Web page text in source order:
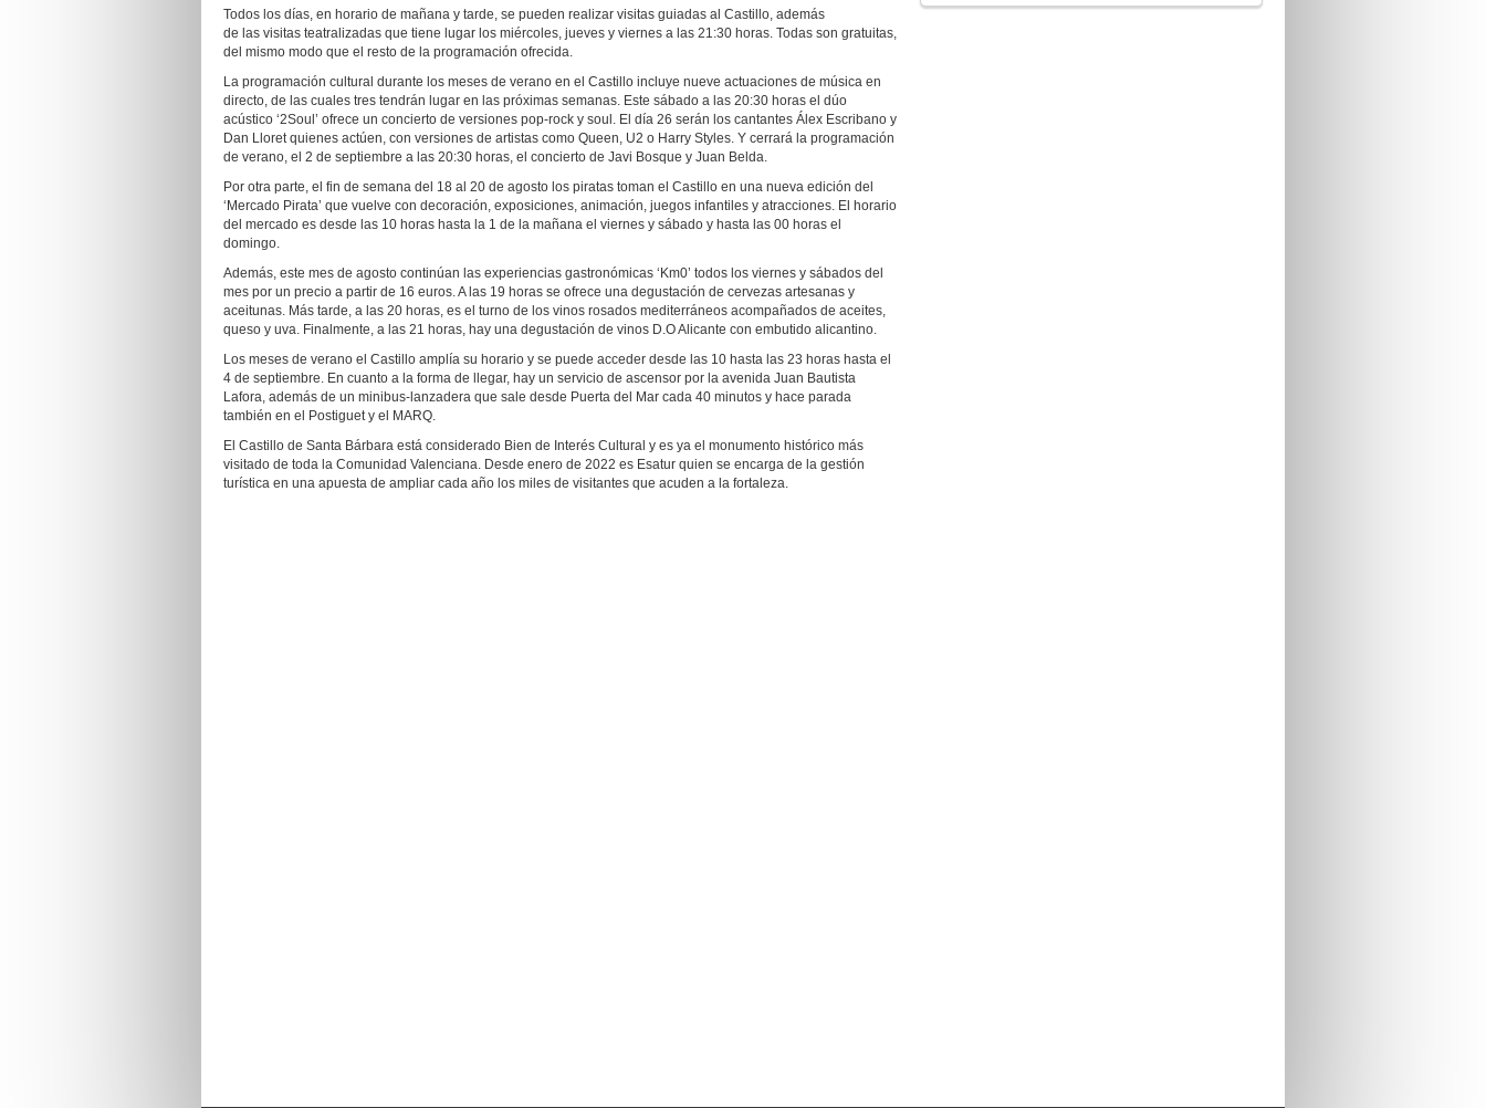
Todos los días, en horario de mañana y tarde, se pueden realizar visitas guiadas al Castillo, además
de las visitas teatralizadas que tiene lugar los miércoles, jueves y viernes a las 21:30 horas. Todas son gratuitas,
del mismo modo que el resto de la programación ofrecida.
La programación cultural durante los meses de verano en el Castillo incluye nueve actuaciones de música en
directo, de las cuales tres tendrán lugar en las próximas semanas. Este sábado a las 20:30 horas el dúo
acústico ‘2Soul’ ofrece un concierto de versiones pop-rock y soul. El día 26 serán los cantantes Álex Escribano y
Dan Lloret quienes actúen, con versiones de artistas como Queen, U2 o Harry Styles. Y cerrará la programación
de verano, el 2 de septiembre a las 20:30 horas, el concierto de Javi Bosque y Juan Belda.
Por otra parte, el fin de semana del 18 al 20 de agosto los piratas toman el Castillo en una nueva edición del
‘Mercado Pirata’ que vuelve con decoración, exposiciones, animación, juegos infantiles y atracciones. El horario
del mercado es desde las 10 horas hasta la 1 de la mañana el viernes y sábado y hasta las 00 horas el
domingo.
Además, este mes de agosto continúan las experiencias gastronómicas ‘Km0’ todos los viernes y sábados del
mes por un precio a partir de 16 euros. A las 19 horas se ofrece una degustación de cervezas artesanas y
aceitunas. Más tarde, a las 20 horas, es el turno de los vinos rosados mediterráneos acompañados de aceites,
queso y uva. Finalmente, a las 21 horas, hay una degustación de vinos D.O Alicante con embutido alicantino.
Los meses de verano el Castillo amplía su horario y se puede acceder desde las 10 hasta las 23 horas hasta el
4 de septiembre. En cuanto a la forma de llegar, hay un servicio de ascensor por la avenida Juan Bautista
Lafora, además de un minibus-lanzadera que sale desde Puerta del Mar cada 40 minutos y hace parada
también en el Postiguet y el MARQ.
El Castillo de Santa Bárbara está considerado Bien de Interés Cultural y es ya el monumento histórico más
visitado de toda la Comunidad Valenciana. Desde enero de 2022 es Esatur quien se encarga de la gestión
turística en una apuesta de ampliar cada año los miles de visitantes que acuden a la fortaleza.